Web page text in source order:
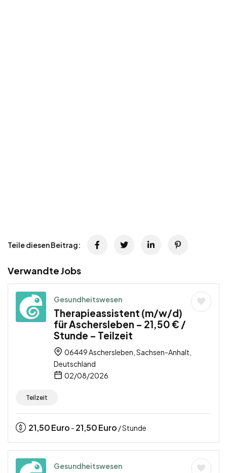
Teile diesen Beitrag:
Verwandte Jobs
Gesundheitswesen
Therapieassistent (m/w/d)
für Aschersleben – 21,50 € /
Stunde – Teilzeit
06449 Aschersleben, Sachsen-Anhalt,
Deutschland
02/08/2026
Teilzeit
21,50Euro - 21,50Euro / Stunde
Gesundheitswesen